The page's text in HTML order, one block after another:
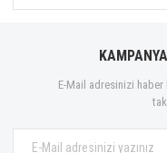
E-Mail adresinizi